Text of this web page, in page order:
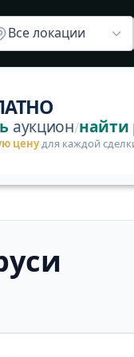
—
Все локации
аукцион/найти
ценудля каждой